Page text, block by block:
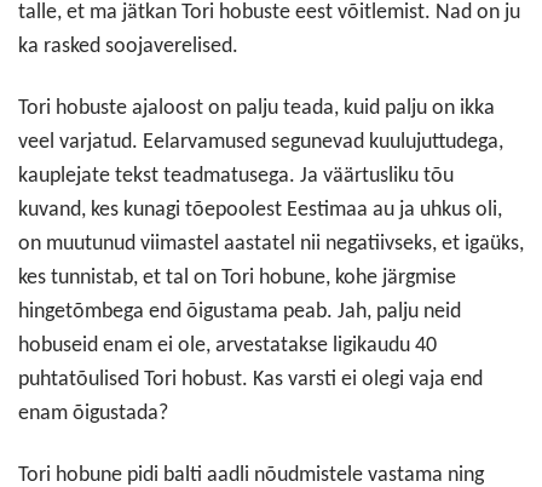
talle, et ma jätkan Tori hobuste eest võitlemist. Nad on ju
ka rasked soojaverelised.
Tori hobuste ajaloost on palju teada, kuid palju on ikka
veel varjatud. Eelarvamused segunevad kuulujuttudega,
kauplejate tekst teadmatusega. Ja väärtusliku tõu
kuvand, kes kunagi tõepoolest Eestimaa au ja uhkus oli,
on muutunud viimastel aastatel nii negatiivseks, et igaüks,
kes tunnistab, et tal on Tori hobune, kohe järgmise
hingetõmbega end õigustama peab. Jah, palju neid
hobuseid enam ei ole, arvestatakse ligikaudu 40
puhtatõulised Tori hobust. Kas varsti ei olegi vaja end
enam õigustada?
Tori hobune pidi balti aadli nõudmistele vastama ning